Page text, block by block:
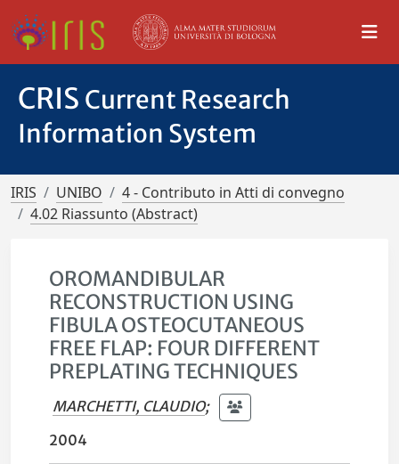
CRIS Current Research
Information System
IRIS UNIBO
4 - Contributo in Atti di convegno
4.02 Riassunto (Abstract)
OROMANDIBULAR
RECONSTRUCTION USING
FIBULA OSTEOCUTANEOUS
FREE FLAP: FOUR DIFFERENT
PREPLATING TECHNIQUES
MARCHETTI, CLAUDIO;
2004